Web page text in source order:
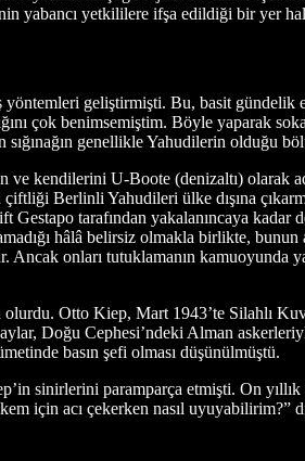
yabancı yetkililere ifşa edildiği bir yer
yöntemleri geliştirmişti. Bu, basit
çok benimsemiştim. Böyle yaparak
sığınağın genellikle Yahudilerin olduğu
ve kendilerini U-Boote (denizaltı) olarak
çiftliği Berlinli Yahudileri ülke dışına
Gestapo tarafından yakalanıncaya
hâlâ belirsiz olmakla birlikte,
onları tutuklamanın kamuoyunda
Otto Kiep, Mart 1943’te Silahlı
Doğu Cephesi’ndeki Alman
basın şefi olması düşünülmüştü.
sinirlerini paramparça etmişti. On
için acı çekerken nasıl uyuyabilirim?”